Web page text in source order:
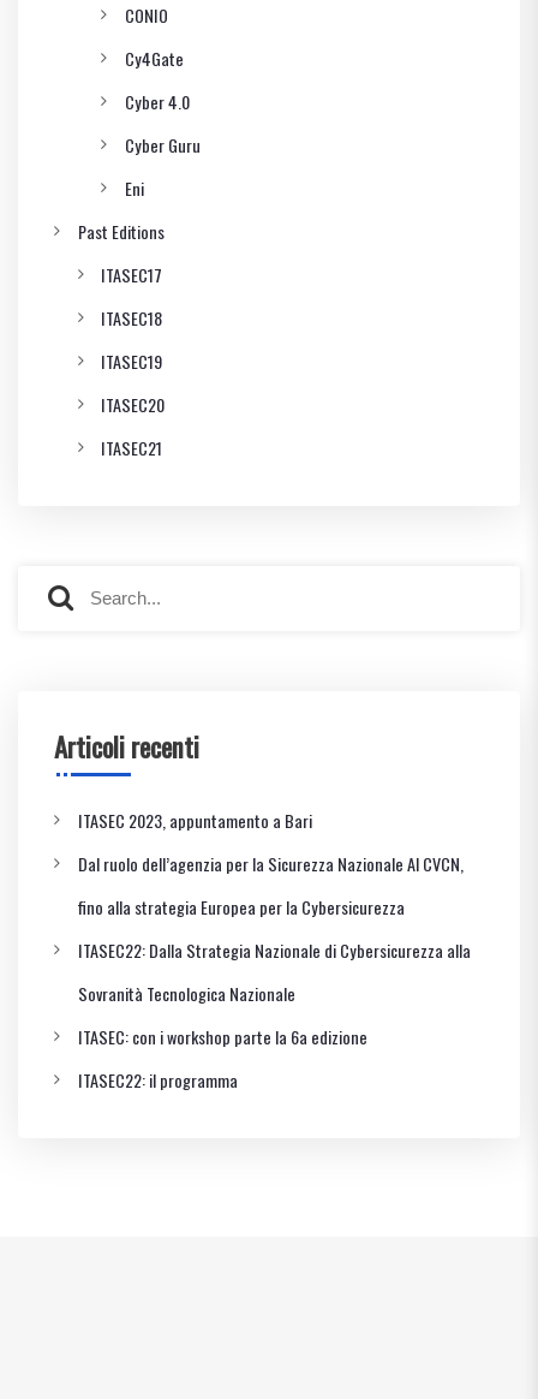
CONIO
Cy4Gate
Cyber 4.0
Cyber Guru
Eni
Past Editions
ITASEC17
ITASEC18
ITASEC19
ITASEC20
ITASEC21
Articoli recenti
ITASEC 2023, appuntamento a Bari
Dal ruolo dell’agenzia per la Sicurezza Nazionale Al CVCN,
fino alla strategia Europea per la Cybersicurezza
ITASEC22: Dalla Strategia Nazionale di Cybersicurezza alla
Sovranità Tecnologica Nazionale
ITASEC: con i workshop parte la 6a edizione
ITASEC22: il programma